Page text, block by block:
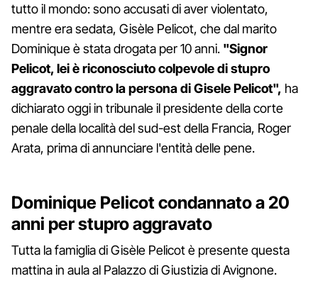
tutto il mondo: sono accusati di aver violentato,
mentre era sedata, Gisèle Pelicot, che dal marito
Dominique è stata drogata per 10 anni. "Signor
Pelicot, lei è riconosciuto colpevole di stupro
aggravato contro la persona di Gisele Pelicot", ha
dichiarato oggi in tribunale il presidente della corte
penale della località del sud-est della Francia, Roger
Arata, prima di annunciare l'entità delle pene.
Dominique Pelicot condannato a 20
anni per stupro aggravato
Tutta la famiglia di Gisèle Pelicot è presente questa
mattina in aula al Palazzo di Giustizia di Avignone.